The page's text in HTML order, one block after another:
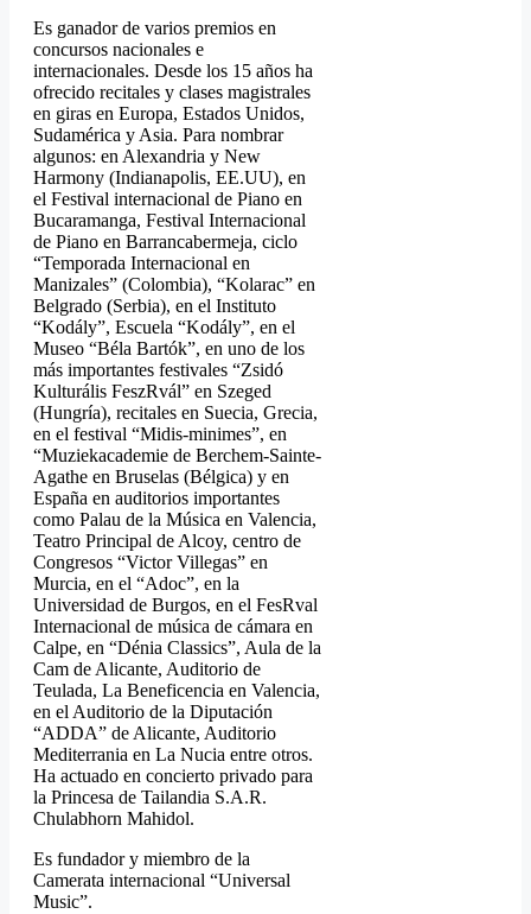
Es ganador de varios premios en
concursos nacionales e
internacionales. Desde los 15 años ha
ofrecido recitales y clases magistrales
en giras en Europa, Estados Unidos,
Sudamérica y Asia. Para nombrar
algunos: en Alexandria y New
Harmony (Indianapolis, EE.UU), en
el Festival internacional de Piano en
Bucaramanga, Festival Internacional
de Piano en Barrancabermeja, ciclo
“Temporada Internacional en
Manizales” (Colombia), “Kolarac” en
Belgrado (Serbia), en el Instituto
“Kodály”, Escuela “Kodály”, en el
Museo “Béla Bartók”, en uno de los
más importantes festivales “Zsidó
Kulturális FeszRvál” en Szeged
(Hungría), recitales en Suecia, Grecia,
en el festival “Midis-minimes”, en
“Muziekacademie de Berchem-Sainte-
Agathe en Bruselas (Bélgica) y en
España en auditorios importantes
como Palau de la Música en Valencia,
Teatro Principal de Alcoy, centro de
Congresos “Victor Villegas” en
Murcia, en el “Adoc”, en la
Universidad de Burgos, en el FesRval
Internacional de música de cámara en
Calpe, en “Dénia Classics”, Aula de la
Cam de Alicante, Auditorio de
Teulada, La Beneficencia en Valencia,
en el Auditorio de la Diputación
“ADDA” de Alicante, Auditorio
Mediterrania en La Nucia entre otros.
Ha actuado en concierto privado para
la Princesa de Tailandia S.A.R.
Chulabhorn Mahidol.
Es fundador y miembro de la
Camerata internacional “Universal
Music”.